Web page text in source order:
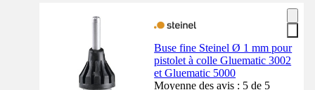
Buse fine Steinel Ø 1 mm pour
pistolet à colle Gluematic 3002
et Gluematic 5000
Moyenne des avis : 5 de 5